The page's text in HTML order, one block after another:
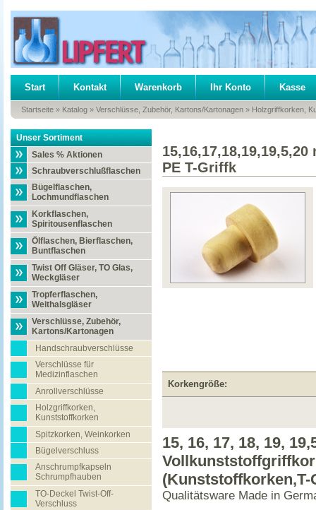
Start Kontakt Warenkorb Ihr Konto Kasse
Startseite » Katalog » Verschlüsse, Zubehör, Kartons/Kartonagen » Holzgriffkorken,
Unser Sortiment
Sales % Aktionen
Schraubverschlußflaschen
Bügelflaschen,
Lochmundflaschen
Korkflaschen,
Spiritousenflaschen
Ölflaschen, Bierflaschen,
Buntflaschen
Twist Off Gläser, TO Glas,
Weckgläser
Tropferflaschen,
Weithalsgläser
Verschlüsse, Zubehör,
Kartons/Kartonagen
Handschraubverschlüsse
Verschlüsse für
Medizinflaschen
Anrollverschlüsse
Holzgriffkorken,
Kunststoffkorken
Spitzkorken, Weinkorken
Bügelverschluss
Anschrumpfkapseln
Schrumpfhauben
TO-Deckel Twist-Off-
Verschluss
PE T-Griffk
Korkengröße:
15, 16, 17, 18, 19,
Qualitätsware Made in